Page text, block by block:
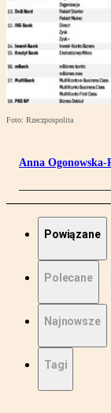
Foto: Rzeczpospolita
Anna Ogonowska-
Powiązane
Polecane
Najnowsze
Tagi